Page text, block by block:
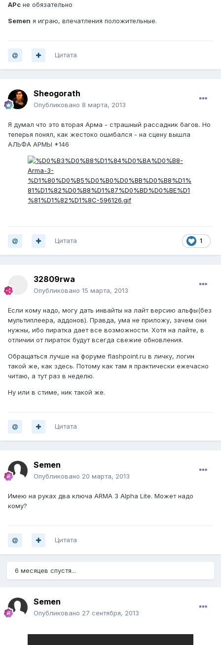
APc не обязательно
Semen я играю, впечатления положительные.
Цитата
Sheogorath
Опубликовано 8 марта, 2013
Я думал что это вторая Арма - страшный рассадник багов. Но
теперья понял, как жестоко ошибался - на сцену вышла
АЛЬФА АРМЫ *146
1
Цитата
32809rwa
Опубликовано 15 марта, 2013
Если кому надо, могу дать инвайты на лайт версию альфы(без
мультиплеера, аддонов). Правда, ума не приложу, зачем они
нужны, ибо пиратка дает все возможности. Хотя на лайте, в
отличии от пираток будут всегда свежие обновления.
Обращаться лучше на форуме flashpoint.ru в личку, логин
такой же, как здесь. Потому как там я практически ежечасно
читаю, а тут раз в неделю.
Ну или в стиме, ник такой же.
Цитата
Semen
Опубликовано 20 марта, 2013
Имею на руках два ключа ARMA 3 Alpha Lite. Может надо
кому?
Цитата
6 месяцев спустя...
Semen
Опубликовано 27 сентября, 2013